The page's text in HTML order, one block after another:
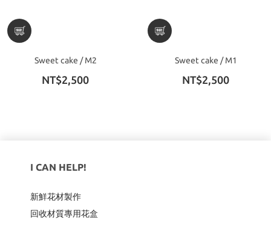
Sweet cake / M2
NT$2,500
Sweet cake / M1
NT$2,500
I CAN HELP!
新鮮花材製作
回收材質專用花盒